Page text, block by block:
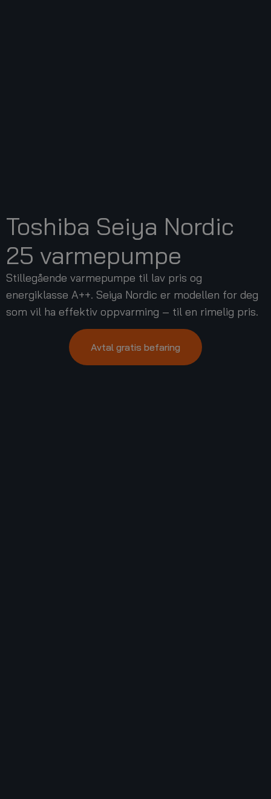
Toshiba Seiya Nordic
25 varmepumpe
Stillegående varmepumpe til lav pris og
energiklasse A++. Seiya Nordic er modellen for deg
som vil ha effektiv oppvarming – til en rimelig pris.
Avtal gratis befaring